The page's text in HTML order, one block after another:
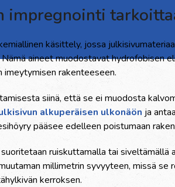
impregnointi
käsittely, jossa
aineet muodostavat hydrofobisen
imeytymisen rakenteeseen.
siinä, että se ei muodosta
alkuperäisen ulkonäön ja
pääsee edelleen poistumaan
ruiskuttamalla tai siveltämällä
millimetrin syvyyteen, missä se
kerroksen.